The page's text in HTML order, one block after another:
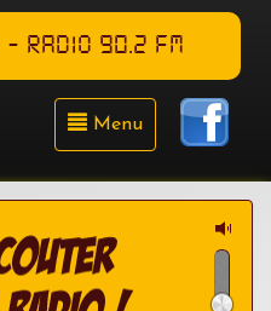
- RADIO 90.2 FM
Menu